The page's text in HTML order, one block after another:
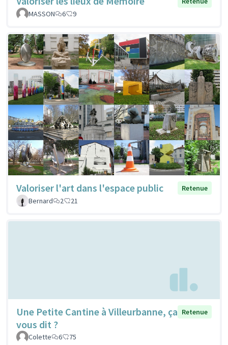
MASSON
6 9
Valoriser l'art dans l'espace public
Retenue
Bernard
2 21
Une Petite Cantine à Villeurbanne, ça
vous dit ?
Retenue
Colette 6 75